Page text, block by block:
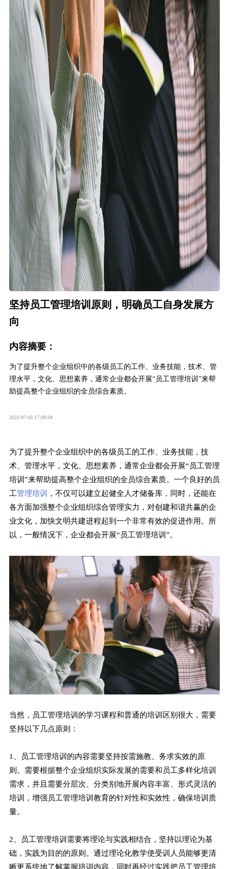
坚持员工管理培训原则，明确员工自身发展方
向
内容摘要：
为了提升整个企业组织中的各级员工的工作、业务技能，技术、管
理水平，文化、思想素养，通常企业都会开展“员工管理培训”来帮
助提高整个企业组织的全员综合素质。
2022-07-16 17:09:04
为了提升整个企业组织中的各级员工的工作、业务技能，技
术、管理水平，文化、思想素养，通常企业都会开展“员工管理
培训”来帮助提高整个企业组织的全员综合素质。一个良好的员
工管理培训
，不仅可以建立起健全人才储备库，同时，还能在
各方面加强整个企业组织综合管理实力，对创建和谐共赢的企
业文化，加快文明共建进程起到一个非常有效的促进作用。所
以，一般情况下，企业都会开展“员工管理培训”。
当然，员工管理培训的学习课程和普通的培训区别很大，需要
坚持以下几点原则：
1、员工管理培训的内容需要坚持按需施教、务求实效的原
则。需要根据整个企业组织实际发展的需要和员工多样化培训
需求，并且需要分层次、分类别地开展内容丰富、形式灵活的
培训，增强员工管理培训教育的针对性和实效性，确保培训质
量。
2、员工管理培训需要将理论与实践相结合，坚持以理论为基
础，实践为目的的原则。通过理论化教学使受训人员能够更清
晰更系统地了解掌握培训内容，同时再经过实践把员工管理培